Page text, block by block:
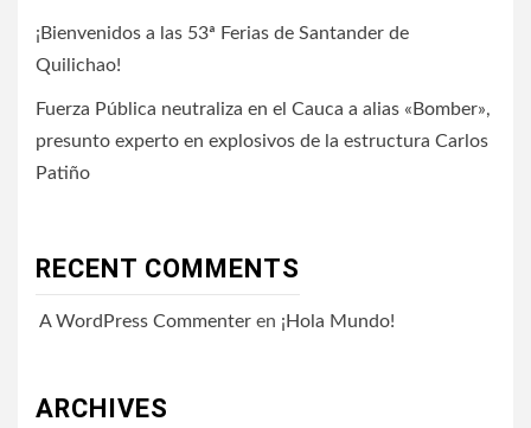
¡Bienvenidos a las 53ª Ferias de Santander de
Quilichao!
Fuerza Pública neutraliza en el Cauca a alias «Bomber»,
presunto experto en explosivos de la estructura Carlos
Patiño
RECENT COMMENTS
A WordPress Commenter en ¡Hola Mundo!
ARCHIVES